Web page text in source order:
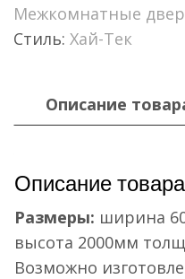
Межкомнатные
Стиль: Хай-Тек
Описание
Описание товара
Размеры: ширина
высота 2000мм
Возможно